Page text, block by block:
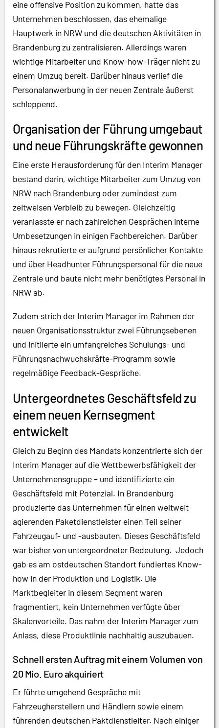
eine offensive Position zu kommen, hatte das
Unternehmen beschlossen, das ehemalige
Hauptwerk in NRW und die deutschen Aktivitäten in
Brandenburg zu zentralisieren. Allerdings waren
wichtige Mitarbeiter und Know-how-Träger nicht zu
einem Umzug bereit. Darüber hinaus verlief die
Personalanwerbung in der neuen Zentrale äußerst
schleppend.
Organisation der Führung umgebaut
und neue Führungskräfte gewonnen
Eine erste Herausforderung für den Interim Manager
bestand darin, wichtige Mitarbeiter zum Umzug von
NRW nach Brandenburg oder zumindest zum
zeitweisen Verbleib zu bewegen. Gleichzeitig
veranlasste er nach zahlreichen Gesprächen interne
Umbesetzungen in einigen Fachbereichen. Darüber
hinaus rekrutierte er aufgrund persönlicher Kontakte
und über Headhunter Führungspersonal für die neue
Zentrale und baute nicht mehr benötigtes Personal in
NRW ab.
Zudem strich der Interim Manager im Rahmen der
neuen Organisationsstruktur zwei Führungsebenen
und initiierte ein umfangreiches Schulungs- und
Führungsnachwuchskräfte-Programm sowie
regelmäßige Feedback-Gespräche.
Untergeordnetes Geschäftsfeld zu
einem neuen Kernsegment
entwickelt
Gleich zu Beginn des Mandats konzentrierte sich der
Interim Manager auf die Wettbewerbsfähigkeit der
Unternehmensgruppe – und identifizierte ein
Geschäftsfeld mit Potenzial. In Brandenburg
produzierte das Unternehmen für einen weltweit
agierenden Paketdienstleister einen Teil seiner
Fahrzeugauf- und -ausbauten. Dieses Geschäftsfeld
war bisher von untergeordneter Bedeutung. Jedoch
gab es am ostdeutschen Standort fundiertes Know-
how in der Produktion und Logistik. Die
Marktbegleiter in diesem Segment waren
fragmentiert, kein Unternehmen verfügte über
Skalenvorteile. Das nahm der Interim Manager zum
Anlass, diese Produktlinie nachhaltig auszubauen.
Schnell ersten Auftrag mit einem Volumen von
20 Mio. Euro akquiriert
Er führte umgehend Gespräche mit
Fahrzeugherstellern und Händlern sowie einem
führenden deutschen Paktdienstleiter. Nach einiger